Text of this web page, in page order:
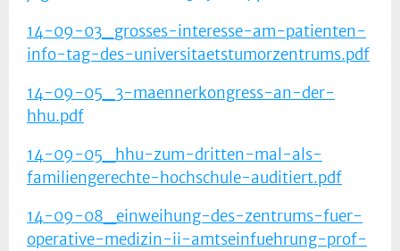
14-09-03_grosses-interesse-am-patienten-
info-tag-des-universitaetstumorzentrums.pdf
14-09-05_3-maennerkongress-an-der-
hhu.pdf
14-09-05_hhu-zum-dritten-mal-als-
familiengerechte-hochschule-auditiert.pdf
14-09-08_einweihung-des-zentrums-fuer-
operative-medizin-ii-amtseinfuehrung-prof-